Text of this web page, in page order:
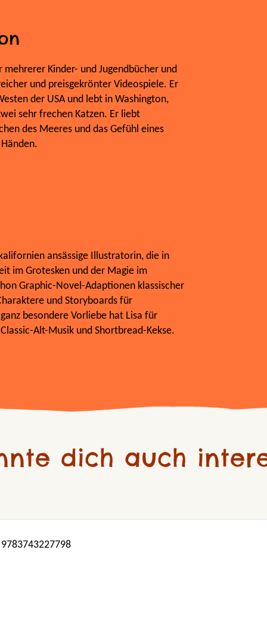
Kinder- und Jugendbücher und
und preisgekrönter Videospiele. Er
der USA und lebt in Washington,
sehr frechen Katzen. Er liebt
des Meeres und das Gefühl eines
ansässige Illustratorin, die in
im Grotesken und der Magie im
Graphic-Novel-Adaptionen klassischer
und Storyboards für
besondere Vorliebe hat Lisa für
Alt-Musik und Shortbread-Kekse.
dich auch